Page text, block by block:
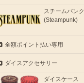
スチームパンク
(Steampunk)
全額ポイント払い専用
ダイスアクセサリー
ダイスケース